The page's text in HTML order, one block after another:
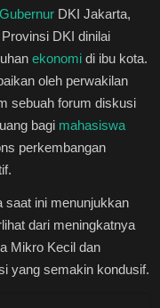
Gubernur DKI Jakarta,
DKI dinilai
ekonomi di ibu kota.
oleh perwakilan
sebuah forum diskusi
bagi mahasiswa
perkembangan
saat ini menunjukkan
dari meningkatnya
Mikro Kecil dan
yang semakin kondusif.